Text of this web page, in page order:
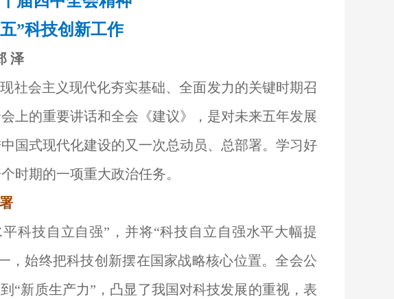
”科技创新工作
泽
社会主义现代化夯实基础、全面发力的关键时期召
上的重要讲话和全会《建议》，是对未来五年发展
国式现代化建设的又一次总动员、总部署。学习好
时期的一项重大政治任务。
科技自立自强”，并将“科技自立自强水平大幅提
，始终把科技创新摆在国家战略核心位置。全会公
“新质生产力”，凸显了我国对科技发展的重视，表